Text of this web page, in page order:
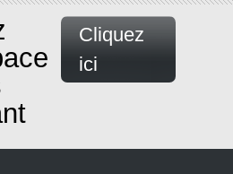
Cliquez
ici